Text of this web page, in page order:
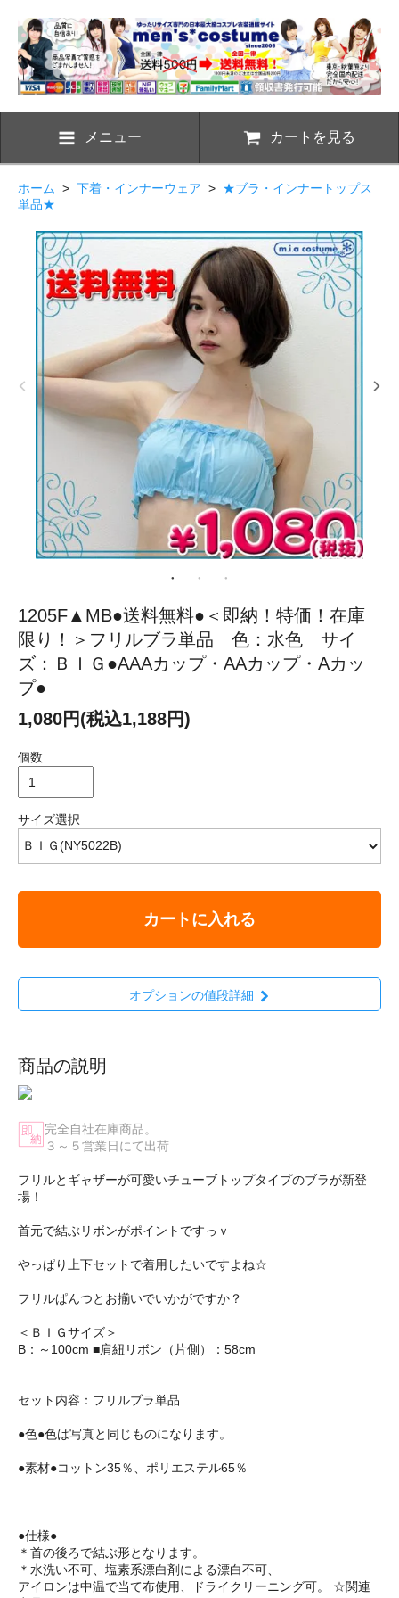
メニュー カートを見る
ホーム > 下着・インナーウェア > ★ブラ・インナートップス
単品★
1205F▲MB●送料無料●＜即納！特価！在庫
限り！＞フリルブラ単品 色：水色 サイ
ズ：ＢＩＧ●AAAカップ・AAカップ・Aカッ
プ●
1,080円(税込1,188円)
個数
サイズ選択
カートに入れる
オプションの値段詳細
商品の説明
完全自社在庫商品。
３～５営業日にて出荷
フリルとギャザーが可愛いチューブトップタイプのブラが新登
場！
首元で結ぶリボンがポイントですっｖ
やっぱり上下セットで着用したいですよね☆
フリルぱんつとお揃いでいかがですか？
＜ＢＩＧサイズ＞
B：～100cm ■肩紐リボン（片側）：58cm
セット内容：フリルブラ単品
●色●色は写真と同じものになります。
●素材●コットン35％、ポリエステル65％
●仕様●
＊首の後ろで結ぶ形となります。
＊水洗い不可、塩素系漂白剤による漂白不可、
アイロンは中温で当て布使用、ドライクリーニング可。 ☆関連